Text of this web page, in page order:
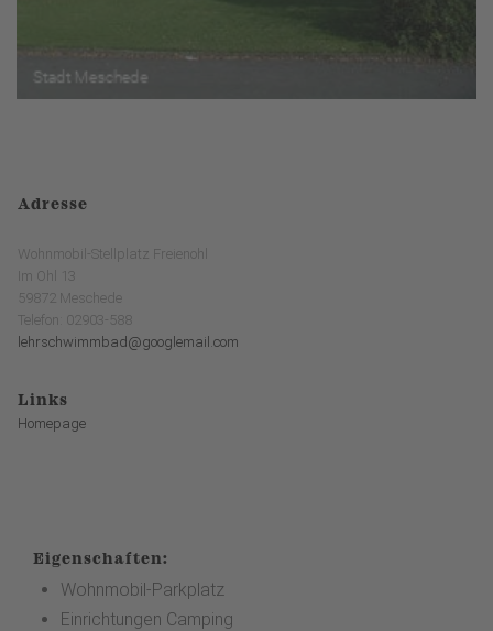
Adresse
Wohnmobil-Stellplatz Freienohl
Im Ohl 13
59872 Meschede
Telefon: 02903-588
lehrschwimmbad@googlemail.com
Links
Homepage
Eigenschaften:
Wohnmobil-Parkplatz
Einrichtungen Camping